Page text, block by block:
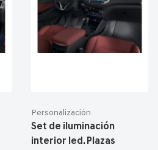
Personalización
Set de iluminación
interior led. Plazas